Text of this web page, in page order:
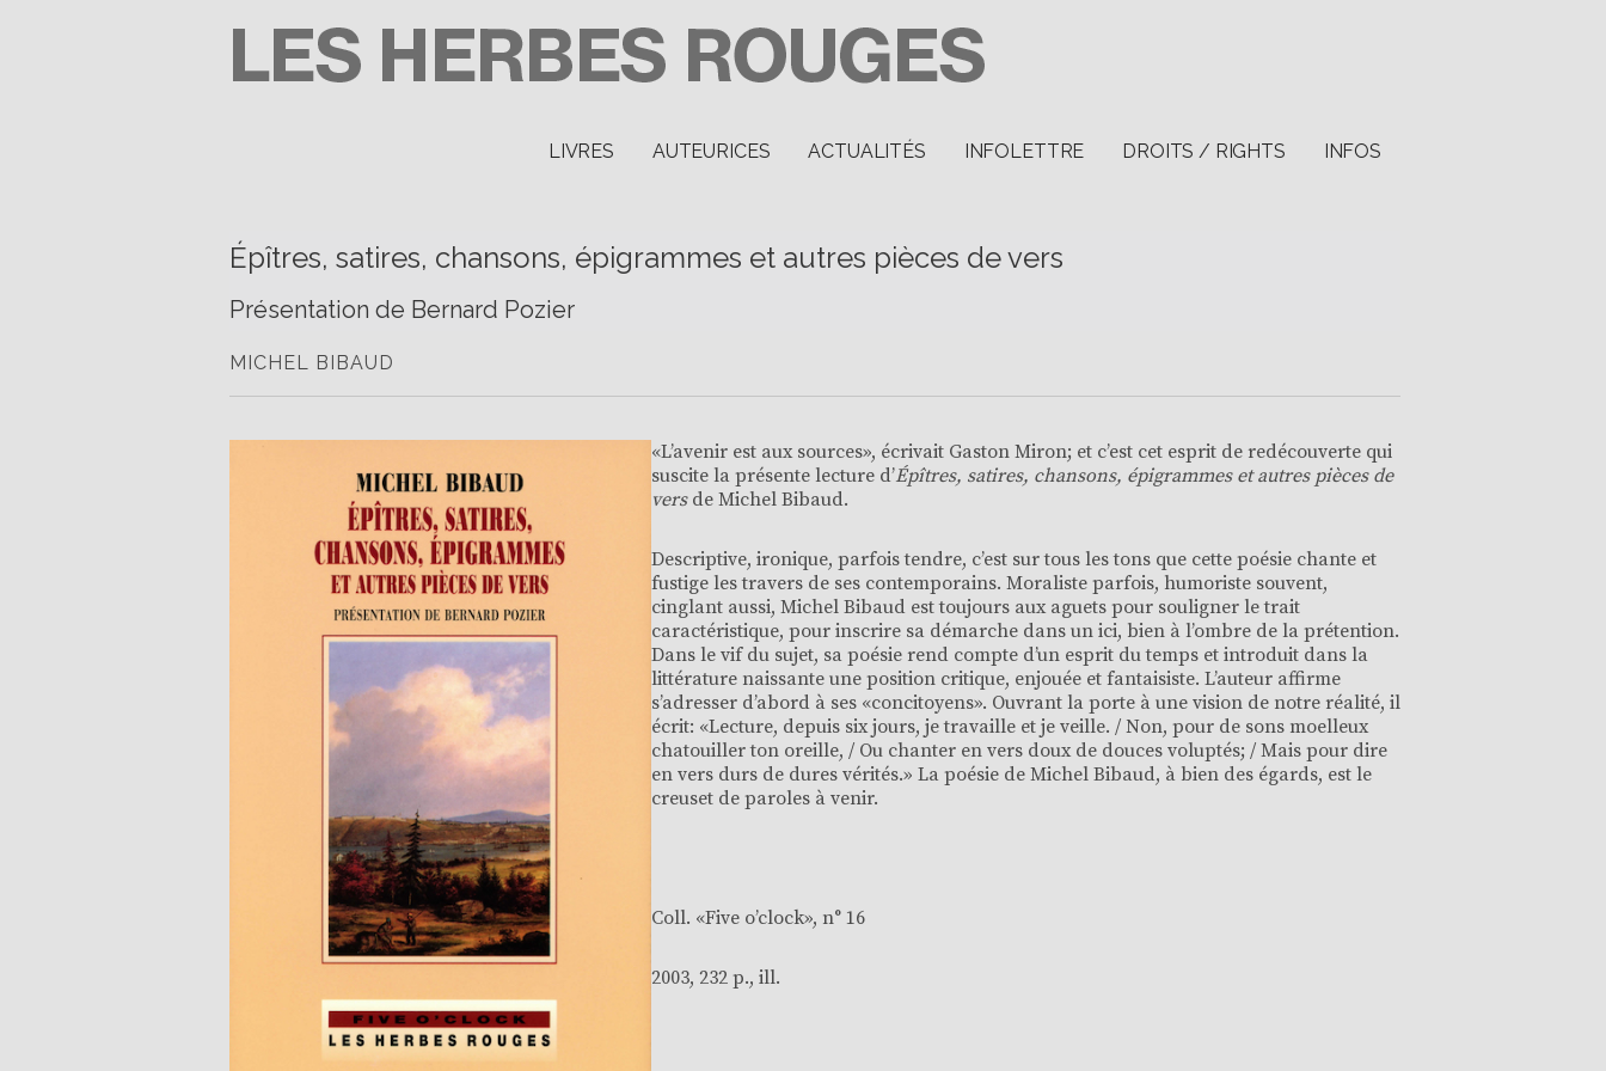
LIVRES AUTEURICES ACTUALITÉS INFOLETTRE DROITS / RIGHTS INFOS
Épîtres, satires, chansons, épigrammes et autres pièces de vers
Présentation de Bernard Pozier
MICHEL BIBAUD
«L’avenir est aux sources», écrivait Gaston Miron; et c’est cet esprit de redécouverte qui
suscite la présente lecture d’Épîtres, satires, chansons, épigrammes et autres pièces de
vers de Michel Bibaud.
Descriptive, ironique, parfois tendre, c’est sur tous les tons que cette poésie chante et
fustige les travers de ses contemporains. Moraliste parfois, humoriste souvent,
cinglant aussi, Michel Bibaud est toujours aux aguets pour souligner le trait
caractéristique, pour inscrire sa démarche dans un ici, bien à l’ombre de la prétention.
Dans le vif du sujet, sa poésie rend compte d’un esprit du temps et introduit dans la
littérature naissante une position critique, enjouée et fantaisiste. L’auteur affirme
s’adresser d’abord à ses «concitoyens». Ouvrant la porte à une vision de notre réalité, il
écrit: «Lecture, depuis six jours, je travaille et je veille. / Non, pour de sons moelleux
chatouiller ton oreille, / Ou chanter en vers doux de douces voluptés; / Mais pour dire
en vers durs de dures vérités.» La poésie de Michel Bibaud, à bien des égards, est le
creuset de paroles à venir.
Coll. «Five o’clock», n° 16
2003, 232 p., ill.